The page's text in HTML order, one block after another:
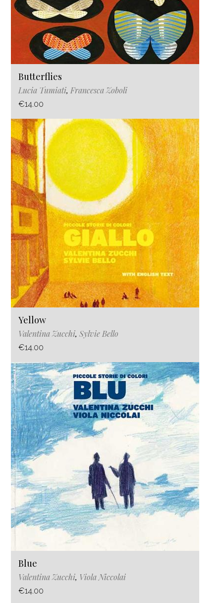
Butterflies
Lucia Tumiati, Francesca Zoboli
€14.00
Yellow
Valentina Zucchi, Sylvie Bello
€14.00
Blue
Valentina Zucchi, Viola Niccolai
€14.00